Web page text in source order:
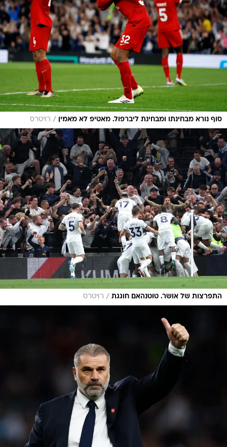
סוף נורא מבחינתו ומבחינת ליברפול. מאטיפ לא מאמין / רויטרס
התפרצות של אושר. טוטנהאם חוגגת / רויטרס